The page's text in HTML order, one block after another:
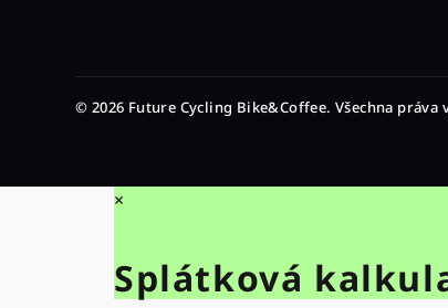
© 2026 Future Cycling Bike&Coffee. Všechna práva
×
Splátková